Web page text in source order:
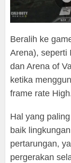
Beralih ke
Arena), seperti
dan Arena of
ketika
frame rate
Hal yang
baik
pertarungan,
pergerakan